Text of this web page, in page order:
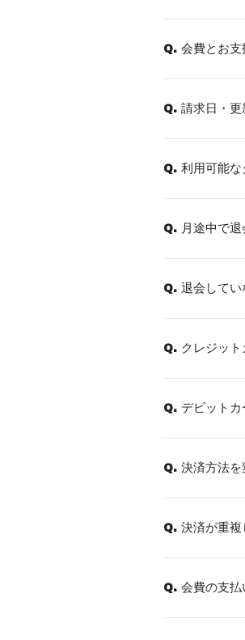
Q. 会費とお支
Q. 請求日・更
Q. 利用可能な
Q. 月途中で
Q. 退会してい
Q. クレジッ
Q. デビット
Q. 決済方法
Q. 決済が重複
Q. 会費の支